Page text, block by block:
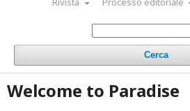
Cerca
Welcome to Paradise